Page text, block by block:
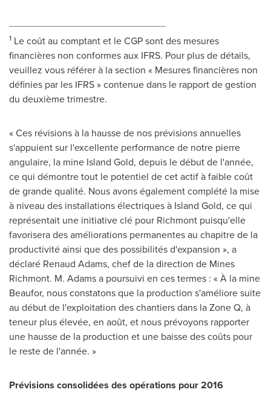
_____________________________________
1 Le coût au comptant et le CGP sont des mesures
financières non conformes aux IFRS. Pour plus de détails,
veuillez vous référer à la section « Mesures financières non
définies par les IFRS » contenue dans le rapport de gestion
du deuxième trimestre.
« Ces révisions à la hausse de nos prévisions annuelles
s'appuient sur l'excellente performance de notre pierre
angulaire, la mine Island Gold, depuis le début de l'année,
ce qui démontre tout le potentiel de cet actif à faible coût
de grande qualité. Nous avons également complété la mise
à niveau des installations électriques à Island Gold, ce qui
représentait une initiative clé pour Richmont puisqu'elle
favorisera des améliorations permanentes au chapitre de la
productivité ainsi que des possibilités d'expansion », a
déclaré Renaud Adams, chef de la direction de Mines
Richmont. M. Adams a poursuivi en ces termes : « À la mine
Beaufor, nous constatons que la production s'améliore suite
au début de l'exploitation des chantiers dans la Zone Q, à
teneur plus élevée, en août, et nous prévoyons rapporter
une hausse de la production et une baisse des coûts pour
le reste de l'année. »
Prévisions consolidées des opérations pour 2016